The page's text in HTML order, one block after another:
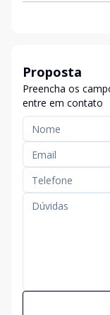
Proposta
Preencha os
entre em contato